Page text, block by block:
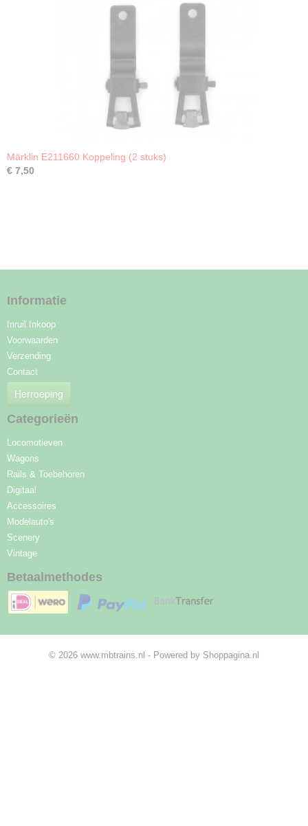
Märklin E211660 Koppeling (2 stuks)
€ 7,50
Informatie
Inruil Inkoop
Voorwaarden
Verzending
Contact
Herroeping
Categorieën
Locomotieven
Wagons
Rails & Toebehoren
Digitaal
Accessoires
Modelauto's
Scenery
Vintage
Betaalmethodes
© 2026 www.mbtrains.nl - Powered by Shoppagina.nl